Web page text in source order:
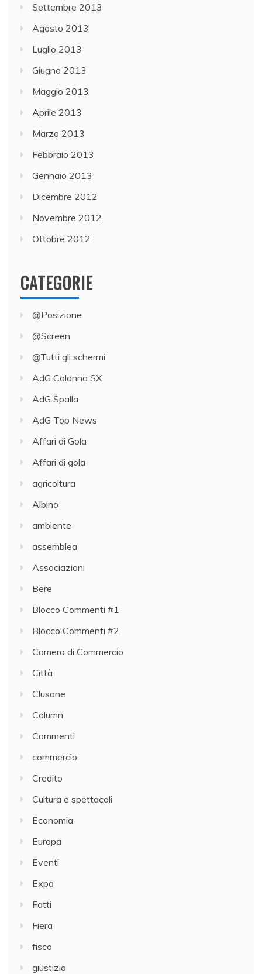
Settembre 2013
Agosto 2013
Luglio 2013
Giugno 2013
Maggio 2013
Aprile 2013
Marzo 2013
Febbraio 2013
Gennaio 2013
Dicembre 2012
Novembre 2012
Ottobre 2012
CATEGORIE
@Posizione
@Screen
@Tutti gli schermi
AdG Colonna SX
AdG Spalla
AdG Top News
Affari di Gola
Affari di gola
agricoltura
Albino
ambiente
assemblea
Associazioni
Bere
Blocco Commenti #1
Blocco Commenti #2
Camera di Commercio
Città
Clusone
Column
Commenti
commercio
Credito
Cultura e spettacoli
Economia
Europa
Eventi
Expo
Fatti
Fiera
fisco
giustizia